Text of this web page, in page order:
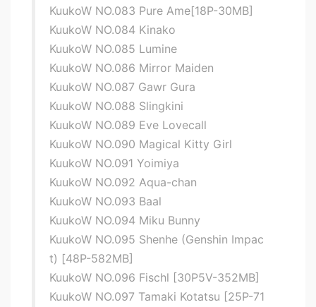
KuukoW NO.083 Pure Ame[18P-30MB]
KuukoW NO.084 Kinako
KuukoW NO.085 Lumine
KuukoW NO.086 Mirror Maiden
KuukoW NO.087 Gawr Gura
KuukoW NO.088 Slingkini
KuukoW NO.089 Eve Lovecall
KuukoW NO.090 Magical Kitty Girl
KuukoW NO.091 Yoimiya
KuukoW NO.092 Aqua-chan
KuukoW NO.093 Baal
KuukoW NO.094 Miku Bunny
KuukoW NO.095 Shenhe (Genshin Impac
t) [48P-582MB]
KuukoW NO.096 Fischl [30P5V-352MB]
KuukoW NO.097 Tamaki Kotatsu [25P-71